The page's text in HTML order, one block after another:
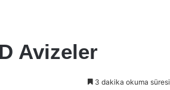
Avizeler
3 dakika okuma süresi